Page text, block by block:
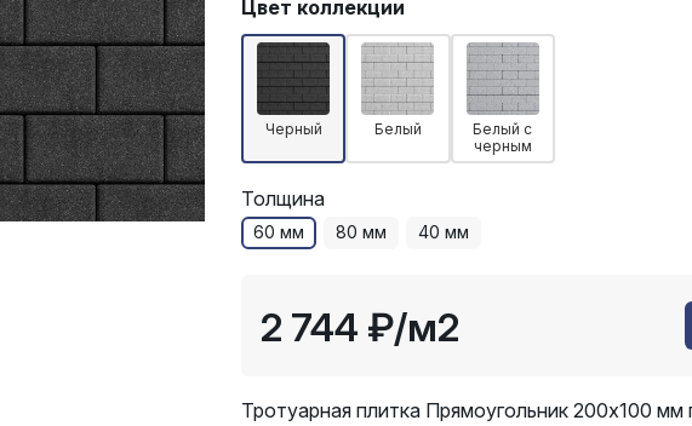
Цвет коллекции
Черный Белый
Белый с
черным
Толщина
60 мм 80 мм 40 мм
2 744 ₽/м2
Тротуарная плитка Прямоугольник 200х100